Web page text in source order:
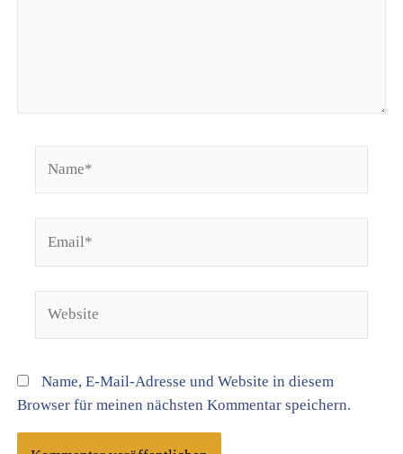
Name, E-Mail-Adresse und Website in diesem
Browser für meinen nächsten Kommentar speichern.